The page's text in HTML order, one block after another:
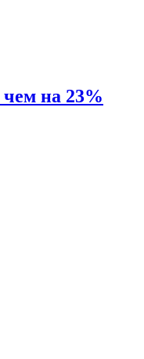
чем на 23%